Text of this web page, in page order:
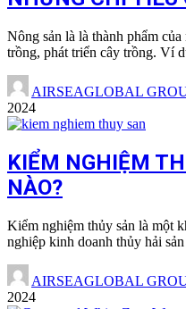
Nông sản là là thành phẩm
trồng, phát triển cây trồng. Ví
AIRSEAGLOBAL
2024
KIỂM NGHIỆM
NÀO?
Kiểm nghiệm thủy sản là một
nghiệp kinh doanh thủy hải
AIRSEAGLOBAL
2024